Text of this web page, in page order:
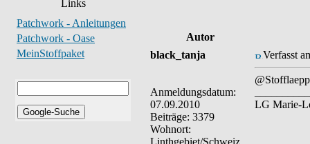
Links
Patchwork - Anleitungen
Patchwork - Oase
MeinStoffpaket
Autor
black_tanja
Anmeldungsdatum:
07.09.2010
Beiträge: 3379
Wohnort:
Linthgebiet/Schweiz
Verfasst
LG Marie-